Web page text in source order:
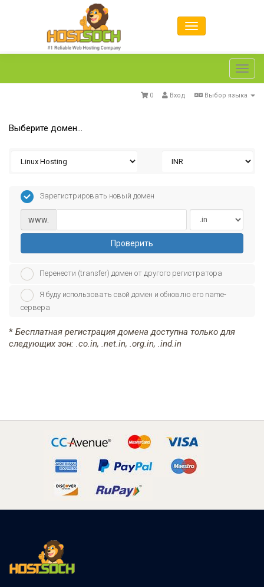
Выбор языка
Вход
0
Выберите домен...
Зарегистрировать новый домен
www.
Проверить
Перенести (transfer) домен от другого регистратора
Я буду использовать свой домен и обновлю его name-
сервера
* Бесплатная регистрация домена доступна только для
следующих зон: .co.in, .net.in, .org.in, .ind.in